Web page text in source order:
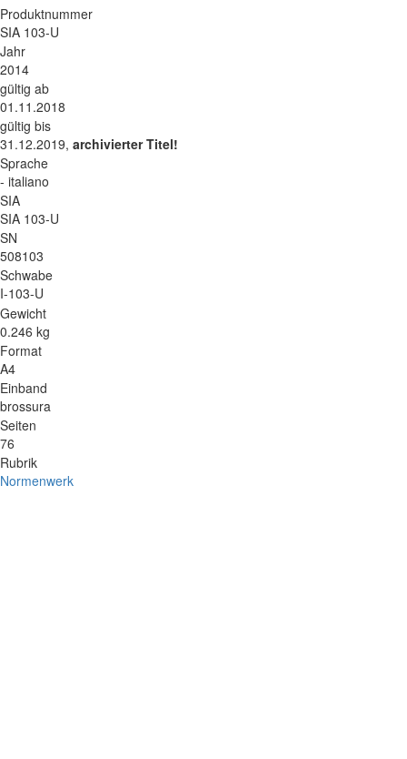
Produktnummer
SIA 103-U
Jahr
2014
gültig ab
01.11.2018
gültig bis
31.12.2019, archivierter Titel!
Sprache
- italiano
SIA
SIA 103-U
SN
508103
Schwabe
I-103-U
Gewicht
0.246 kg
Format
A4
Einband
brossura
Seiten
76
Rubrik
Normenwerk